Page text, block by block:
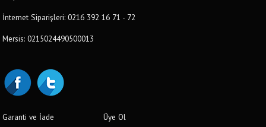
İnternet Siparişleri: 0216 392 16 71 - 72
Mersis: 0215024490500013
Garanti ve İade
Üye Ol